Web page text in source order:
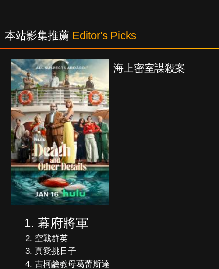
本站影集推薦 Editor's Picks
海上密室謀殺案
幕府將軍
空戰群英
真愛挑日子
古柯鹼教母葛蕾斯達